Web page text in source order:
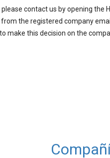
contact us by opening the
the registered company
make this decision on the